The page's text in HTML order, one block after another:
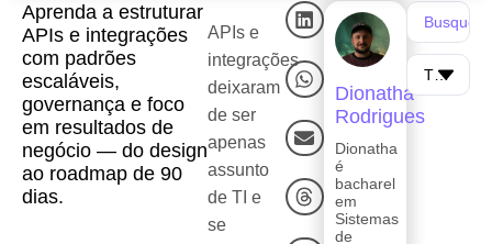
Aprenda a estruturar
APIs e integrações
com padrões
escaláveis,
governança e foco
em resultados de
negócio — do design
ao roadmap de 90
dias.
APIs e
integrações
deixaram
de ser
apenas
assunto
de TI e
se
Dionatha
Rodrigues
Dionatha
é
bacharel
em
Sistemas
de